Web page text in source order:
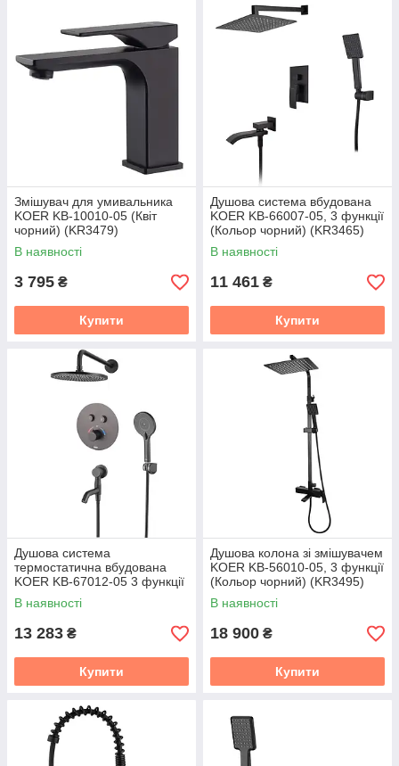
Змішувач для умивальника
KOER KB-10010-05 (Квіт
чорний) (KR3479)
В наявності
3 795 ₴
Купити
Душова система вбудована
KOER KB-66007-05, 3 функції
(Кольор чорний) (KR3465)
В наявності
11 461 ₴
Купити
Душова система
термостатична вбудована
KOER KB-67012-05 3 функції
(Кольор чорний) (KR4729)
В наявності
13 283 ₴
Купити
Душова колона зі змішувачем
KOER KB-56010-05, 3 функції
(Кольор чорний) (KR3495)
В наявності
18 900 ₴
Купити